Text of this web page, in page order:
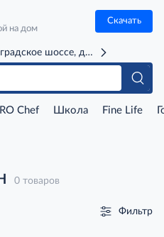
на дом
Скачать
шоссе, д. 71Г (м. Речной
Chef Школа Fine Life
0 товаров
Фильтр